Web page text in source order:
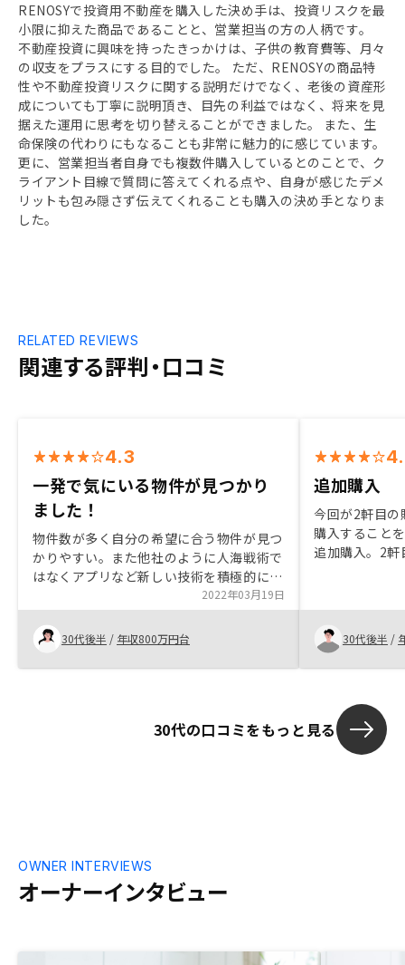
RENOSYで投資用不動産を購入した決め手は、投資リスクを最
小限に抑えた商品であることと、営業担当の方の人柄です。
不動産投資に興味を持ったきっかけは、子供の教育費等、月々
の収支をプラスにする目的でした。 ただ、RENOSYの商品特
性や不動産投資リスクに関する説明だけでなく、老後の資産形
成についても丁寧に説明頂き、目先の利益ではなく、将来を見
据えた運用に思考を切り替えることができました。 また、生
命保険の代わりにもなることも非常に魅力的に感じています。
更に、営業担当者自身でも複数件購入しているとのことで、ク
ライアント目線で質問に答えてくれる点や、自身が感じたデメ
リットも包み隠さず伝えてくれることも購入の決め手となりま
した。
関連する評判・口コミ
RELATED REVIEWS
4.3
一発で気にいる物件が見つかり
ました！
物件数が多く自分の希望に合う物件が見つ
かりやすい。また他社のように人海戦術で
はなくアプリなど新しい技術を積極的に取
り入れていく体制を作っており、アプリ上
でいろいろ管理できるのが良い。空室の際
にもスムーズに次が見つかるようなシステ
ム作りは共感。また売却もいろいろな選択
肢があり安心できそう。新しく取り入れた
2022年03月19日
30代後半 / 年収800万円台
追加購入
今回が2軒目
購入すること
追加購入。2
手続きだった
ず少し残念で
をもらいまし
メールだと思
した。アプリ
に統一しても
た。
30代後半 /
30代の口コミをもっと見る
オーナーインタビュー
OWNER INTERVIEWS